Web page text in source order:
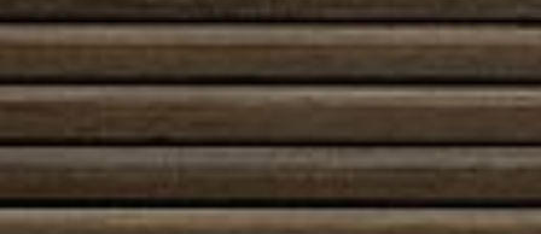
Muurattu piippu on pitkäaikainen investointi: se kestää
aikaa, korjattavissa ja sopii sekä uudisrakentamiseen
että saneeraukseen. Se ei pelkästään johda
savukaasuja pois tehokkaasti, vaan täydentää tulisijaa
lämmönvarausominaisuudellaan ja tekee
lämmityskokemuksesta vakaamman ja
miellyttävämmän. Valitsemalla muuratun piipun saat
yhdistelmän perinteistä laatua ja modernia